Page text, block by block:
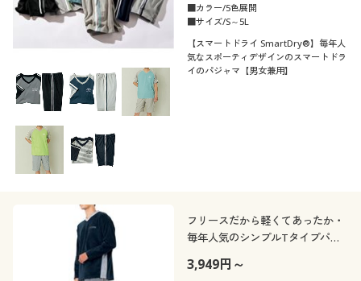
■カラー/5色展開
■サイズ/S～5L
【スマートドライ SmartDry®】毎年人
気なスポーティデザインのスマートドラ
イのパジャマ【男女兼用】
フリースだから軽くてあったか・
毎年人気のシンプルTタイプパジ
3,949円～